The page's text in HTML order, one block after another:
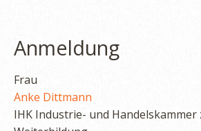
Anmeldung
Frau
Anke Dittmann
IHK Industrie- und